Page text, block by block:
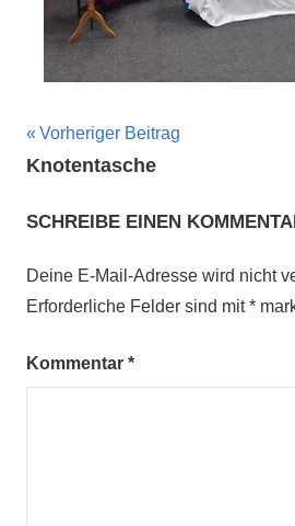
Beitragsnavigation
Vorheriger Beitrag
Knotentasche
SCHREIBE EINEN
Deine E-Mail-Adresse wird nicht
Erforderliche Felder sind mit*
Kommentar *